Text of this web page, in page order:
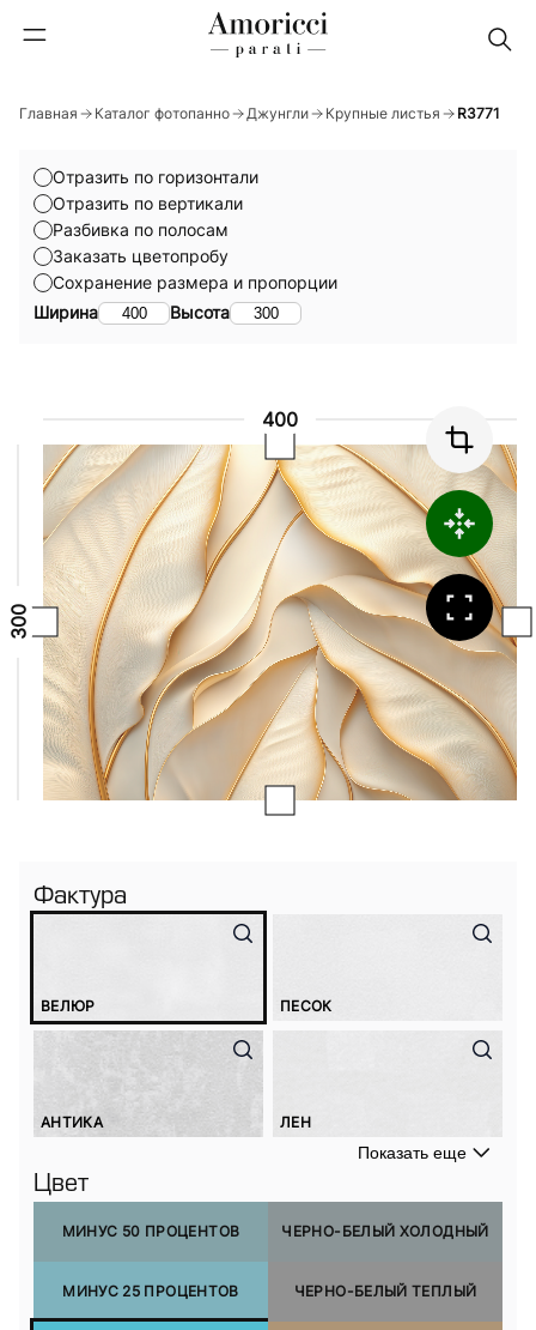
Главная Каталог фотопанно Джунгли Крупные листья R3771
Ширина Высота
Сохранение размера и пропорции
Отразить по горизонтали
Отразить по вертикали
Разбивка по полосам
Заказать цветопробу
Фактура
ВЕЛЮР ПЕСОК
АНТИКА ЛЕН
Показать еще
Цвет
МИНУС 50 ПРОЦЕНТОВ
МИНУС 25 ПРОЦЕНТОВ
ЧЕРНО-БЕЛЫЙ ХОЛОДНЫЙ
ЧЕРНО-БЕЛЫЙ ТЕПЛЫЙ